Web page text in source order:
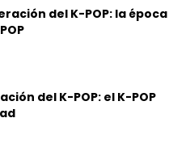
del K-POP: la época
del K-POP: el K-POP